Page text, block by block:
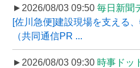
►2026/08/03 09:50 毎日新聞
[佐川急便]建設現場を支える
（共同通信PR ...
►2026/08/03 09:30 時事ドッ